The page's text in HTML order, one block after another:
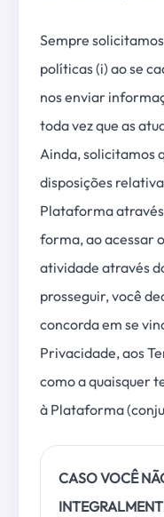
Sempre
políticas (i) ao se
nos enviar
toda vez que as
Ainda, solicitamos
disposições
Plataforma
forma, ao acessar
atividade através
prosseguir, você
concorda em se
Privacidade, aos
como a quaisquer
à Plataforma
CASO VOCÊ